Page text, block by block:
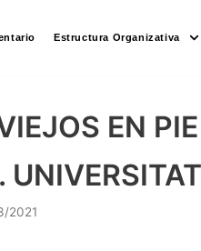
Estructura Organizativa
EN
2021